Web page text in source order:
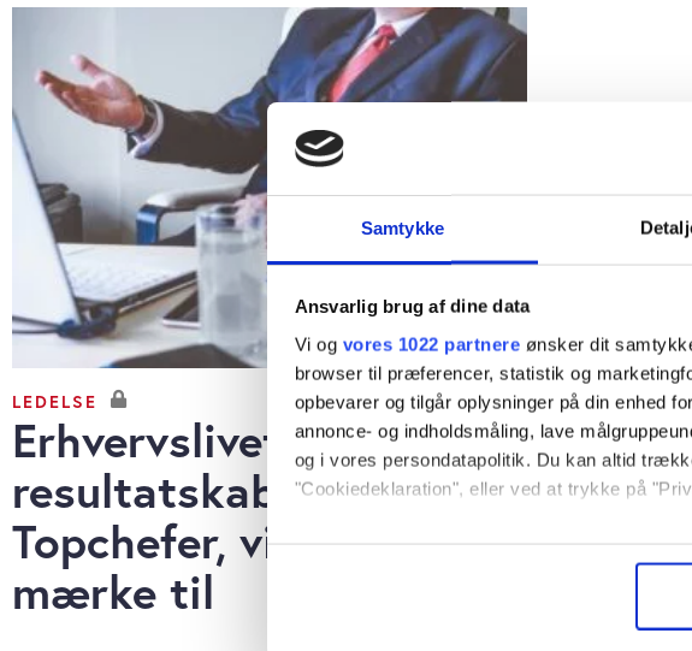
Samtykke
Ansvarlig brug af dine data
Vi og vores 1022 partnere ønsker dit
browser til præferencer, statistik og
opbevarer og tilgår oplysninger på din enhed
annonce- og indholdsmåling, lave
og i vores persondatapolitik. Du kan altid
"Cookiedeklaration", eller ved at trykke på
Hvis du tillader det, vil vi også gerne:
Identificere din enhed baseret på en
LEDELSE
Erhvervslivets
resultatskabere:
Topchefer, vi lagde
mærke til